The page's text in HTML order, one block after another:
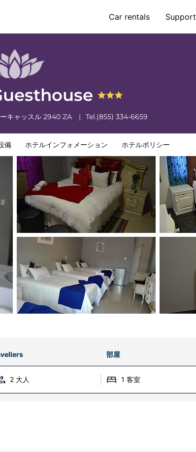
Car rentals Support
キャッスル 2940 ZA Tel.(855) 334-6659
備 ホテルインフォメーション ホテルポリシー
部屋
2 大人 1 客室